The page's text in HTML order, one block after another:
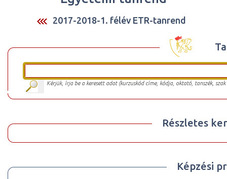
2017-2018-1. félév ETR-tanrend
Kérjük, írja be a keresett adat (kurzuskód címe, kódja, oktató, tanszék,
Részletes
Képzési